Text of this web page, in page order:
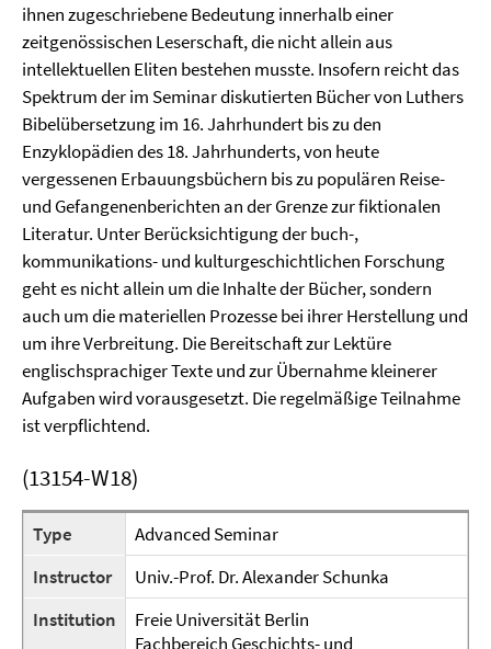
ihnen zugeschriebene Bedeutung innerhalb einer
zeitgenössischen Leserschaft, die nicht allein aus
intellektuellen Eliten bestehen musste. Insofern reicht das
Spektrum der im Seminar diskutierten Bücher von Luthers
Bibelübersetzung im 16. Jahrhundert bis zu den
Enzyklopädien des 18. Jahrhunderts, von heute
vergessenen Erbauungsbüchern bis zu populären Reise-
und Gefangenenberichten an der Grenze zur fiktionalen
Literatur. Unter Berücksichtigung der buch-,
kommunikations- und kulturgeschichtlichen Forschung
geht es nicht allein um die Inhalte der Bücher, sondern
auch um die materiellen Prozesse bei ihrer Herstellung und
um ihre Verbreitung. Die Bereitschaft zur Lektüre
englischsprachiger Texte und zur Übernahme kleinerer
Aufgaben wird vorausgesetzt. Die regelmäßige Teilnahme
ist verpflichtend.
(13154-W18)
Type
Advanced Seminar
Instructor
Univ.-Prof. Dr. Alexander Schunka
Institution
Freie Universität Berlin
Fachbereich Geschichts- und